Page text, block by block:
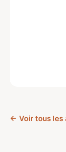
← Voir tous les